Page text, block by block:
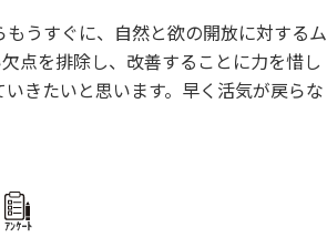
うすぐに、自然と欲の開放に対するム
点を排除し、改善することに力を惜し
きたいと思います。早く活気が戻らな
ｱﾝｹｰﾄ